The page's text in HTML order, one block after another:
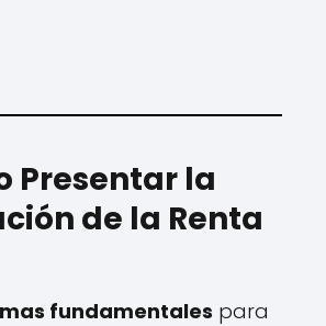
Presentar la
de la Renta
fundamentales para